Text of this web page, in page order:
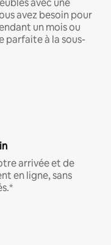
avec une
avez besoin pour
un mois ou
parfaite à la sous-
arrivée et de
en ligne, sans